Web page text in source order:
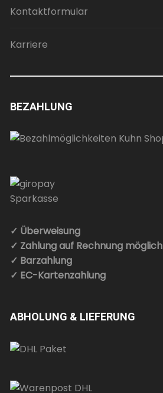
Kontaktformular
Karriere
BEZAHLUNG
✓ Überweisung
✓ Zahlung auf Rechnung möglich
✓ Barzahlung
✓ EC-Kartenzahlung
ABHOLUNG & LIEFERUNG